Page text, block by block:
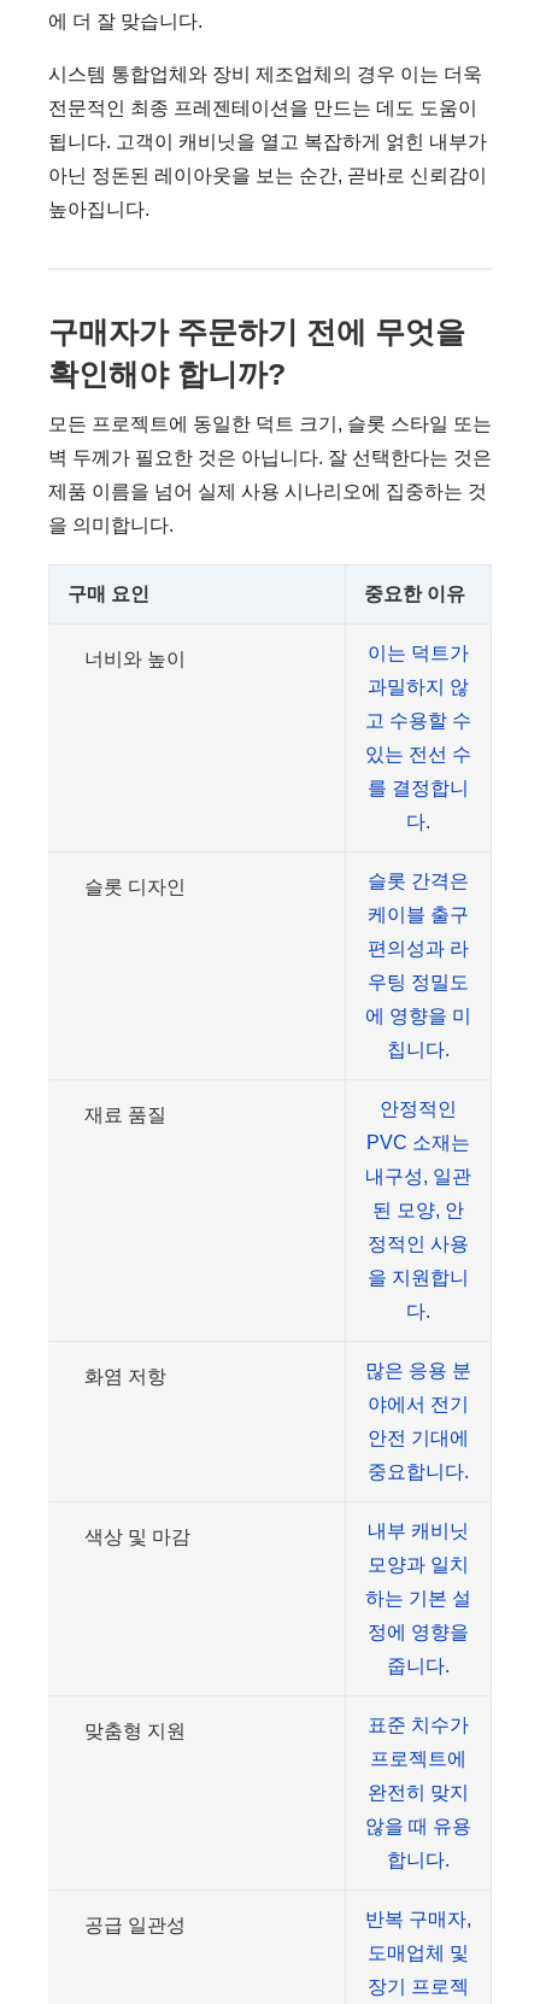
에 더 잘 맞습니다.
시스템 통합업체와 장비 제조업체의 경우 이는 더욱
전문적인 최종 프레젠테이션을 만드는 데도 도움이
됩니다. 고객이 캐비닛을 열고 복잡하게 얽힌 내부가
아닌 정돈된 레이아웃을 보는 순간, 곧바로 신뢰감이
높아집니다.
구매자가 주문하기 전에 무엇을
확인해야 합니까?
모든 프로젝트에 동일한 덕트 크기, 슬롯 스타일 또는
벽 두께가 필요한 것은 아닙니다. 잘 선택한다는 것은
제품 이름을 넘어 실제 사용 시나리오에 집중하는 것
을 의미합니다.
구매 요인 중요한 이유
너비와 높이
이는 덕트가
과밀하지 않
고 수용할 수
있는 전선 수
를 결정합니
다.
슬롯 디자인
슬롯 간격은
케이블 출구
편의성과 라
우팅 정밀도
에 영향을 미
칩니다.
재료 품질
안정적인
PVC 소재는
내구성, 일관
된 모양, 안
정적인 사용
을 지원합니
다.
화염 저항
많은 응용 분
야에서 전기
안전 기대에
중요합니다.
색상 및 마감
내부 캐비닛
모양과 일치
하는 기본 설
정에 영향을
줍니다.
맞춤형 지원
표준 치수가
프로젝트에
완전히 맞지
않을 때 유용
합니다.
공급 일관성
반복 구매자,
도매업체 및
장기 프로젝